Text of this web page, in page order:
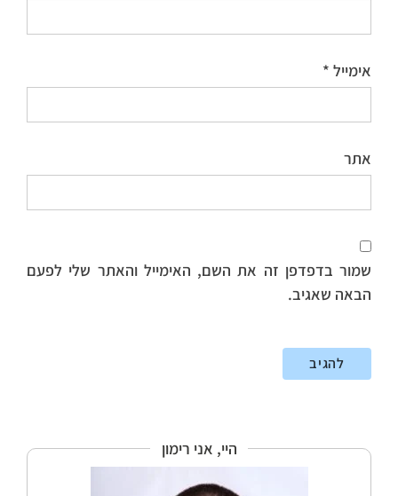
אימייל *
אתר
שמור בדפדפן זה את השם, האימייל והאתר שלי לפעם
הבאה שאגיב.
היי, אני רימון